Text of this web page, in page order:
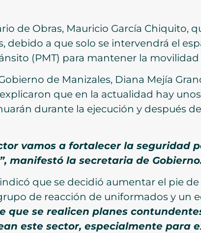
de Obras, Mauricio García Chiquito,
debido a que solo se intervendrá el
(PMT) para mantener la movilidad
de Manizales, Diana Mejía
que en la actualidad hay
durante la ejecución y después
vamos a fortalecer la seguridad
manifestó la secretaria de
que se decidió aumentar el pie
de reacción de uniformados y un
que se realicen planes
este sector, especialmente para